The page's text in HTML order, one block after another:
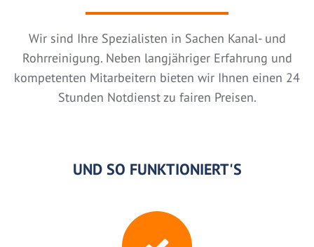
Wir sind Ihre Spezialisten in Sachen Kanal- und
Rohrreinigung. Neben langjähriger Erfahrung und
kompetenten Mitarbeitern bieten wir Ihnen einen 24
Stunden Notdienst zu fairen Preisen.
UND SO FUNKTIONIERT'S